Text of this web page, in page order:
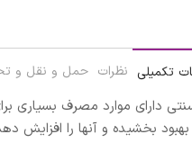
تکمیلی نظرات حمل و نقل و
دارای موارد مصرف
بخشیده و آنها را